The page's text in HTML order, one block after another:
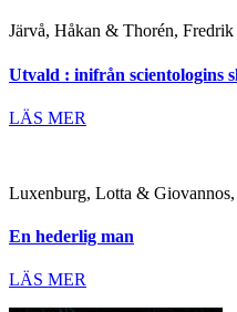
Järvå, Håkan & Thorén, Fredrik
Utvald : inifrån scientologins
LÄS MER
Luxenburg, Lotta &
En hederlig man
LÄS MER